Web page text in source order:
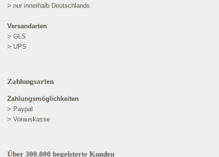
> nur innerhalb Deutschlands
Versandarten
> GLS
> UPS
Zahlungsarten
Zahlungsmöglichkeiten
> Paypal
> Vorauskasse
Über 300.000 begeisterte Kunden